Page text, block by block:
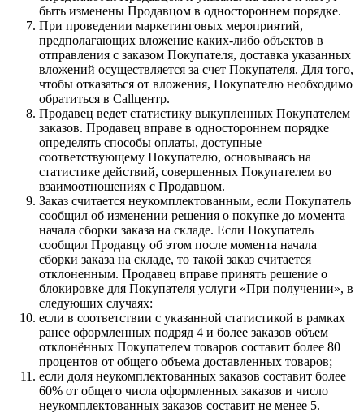
быть изменены Продавцом в одностороннем порядке.
При проведении маркетинговых мероприятий,
предполагающих вложение каких-либо объектов в
отправления с заказом Покупателя, доставка указанных
вложений осуществляется за счет Покупателя. Для того,
чтобы отказаться от вложения, Покупателю необходимо
обратиться в Callцентр.
Продавец ведет статистику выкупленных Покупателем
заказов. Продавец вправе в одностороннем порядке
определять способы оплаты, доступные
соответствующему Покупателю, основываясь на
статистике действий, совершенных Покупателем во
взаимоотношениях с Продавцом.
Заказ считается неукомплектованным, если Покупатель
сообщил об изменении решения о покупке до момента
начала сборки заказа на складе. Если Покупатель
сообщил Продавцу об этом после момента начала
сборки заказа на складе, то такой заказ считается
отклоненным. Продавец вправе принять решение о
блокировке для Покупателя услуги «При получении», в
следующих случаях:
если в соответствии с указанной статистикой в рамках
ранее оформленных подряд 4 и более заказов объем
отклонённых Покупателем товаров составит более 80
процентов от общего объема доставленных товаров;
если доля неукомплектованных заказов составит более
60% от общего числа оформленных заказов и число
неукомплектованных заказов составит не менее 5.